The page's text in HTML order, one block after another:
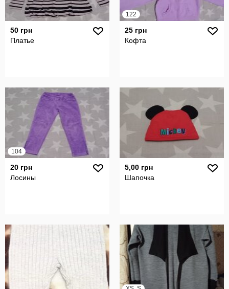
50 грн
Платье
122
25 грн
Кофта
104
20 грн
Лосины
5,00 грн
Шапочка